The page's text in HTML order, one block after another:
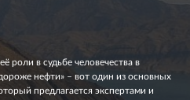
роли в судьбе человечества в
нефти» – вот один из основных
предлагается экспертами и